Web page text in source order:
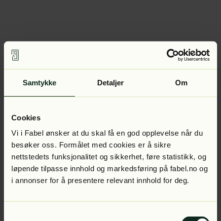
Samtykke Detaljer Om
Cookies
Vi i Fabel ønsker at du skal få en god opplevelse når du
besøker oss. Formålet med cookies er å sikre
nettstedets funksjonalitet og sikkerhet, føre statistikk, og
løpende tilpasse innhold og markedsføring på fabel.no og
i annonser for å presentere relevant innhold for deg.